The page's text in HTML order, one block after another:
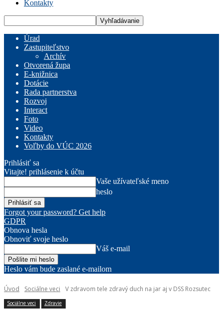
Kontakty
Úrad
Zastupiteľstvo
Archív
Otvorená župa
E-knižnica
Dotácie
Rada partnerstva
Rozvoj
Interact
Foto
Video
Kontakty
Voľby do VÚC 2026
Prihlásiť sa
Vitajte! prihlásenie k účtu
Vaše užívateľské meno
heslo
Forgot your password? Get help
GDPR
Obnova hesla
Obnoviť svoje heslo
Váš e-mail
Heslo vám bude zaslané e-mailom
Úvod Sociálne veci V zdravom tele zdravý duch na jar aj v DSS Rozsutec
Sociálne veci Zdravie